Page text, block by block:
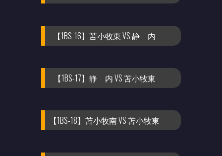
【1BS-16】苫小牧東 VS 静 内
【1BS-17】静 内 VS 苫小牧東
【1BS-18】苫小牧南 VS 苫小牧東